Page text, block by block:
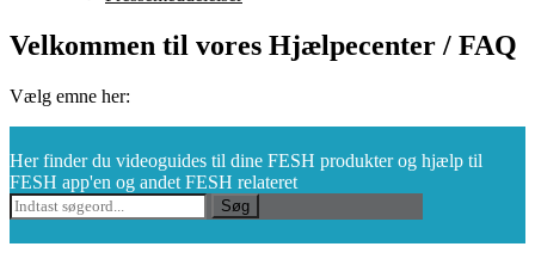
Velkommen til vores Hjælpecenter / FAQ
Vælg emne her:
Her finder du videoguides til dine FESH produkter og hjælp til
FESH app'en og andet FESH relateret
Søg